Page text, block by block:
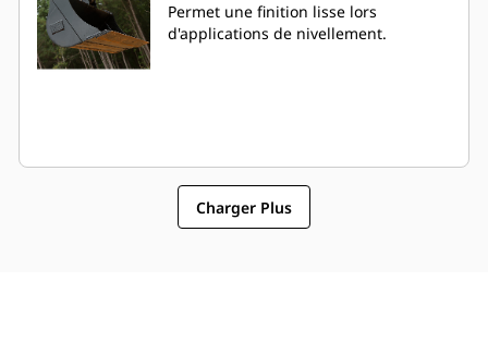
Permet une finition lisse lors
d'applications de nivellement.
Charger Plus